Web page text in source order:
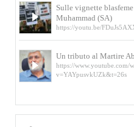
Sulle vignette
Muhammad (SA)
https://youtu.be/
Un tributo al Martire
https://www.youtube.com/
v=YAYpusvkUZk&t=26s
L’Abluzione rituale
e l’Imam Khomeini